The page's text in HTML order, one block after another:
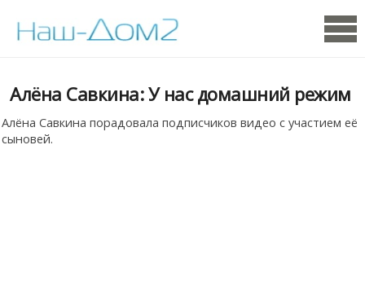
Алёна Савкина: У нас домашний режим
Алёна Савкина порадовала подписчиков видео с участием её
сыновей.